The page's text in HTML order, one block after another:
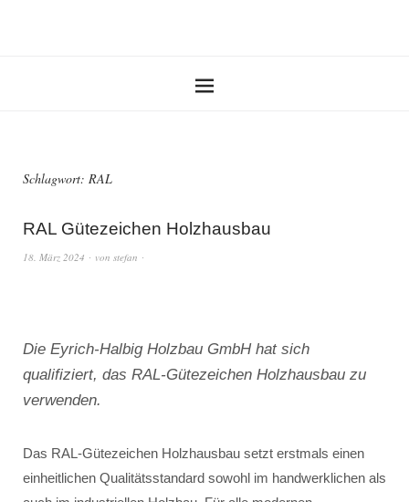
Schlagwort: RAL
RAL Gütezeichen Holzhausbau
18. März 2024 von stefan
Die Eyrich-Halbig Holzbau GmbH hat sich
qualifiziert, das RAL-Gütezeichen Holzhausbau zu
verwenden.
Das RAL-Gütezeichen Holzhausbau setzt erstmals einen
einheitlichen Qualitätsstandard sowohl im handwerklichen als